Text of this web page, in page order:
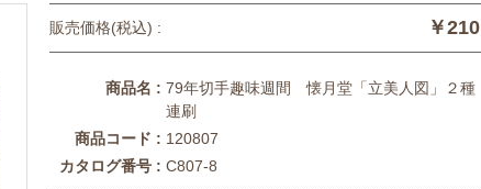
販売価格(税込) : ￥210
商品名 : 79年切手趣味週間 懐月堂「立美人図」２種
連刷
商品コード : 120807
カタログ番号 : C807-8